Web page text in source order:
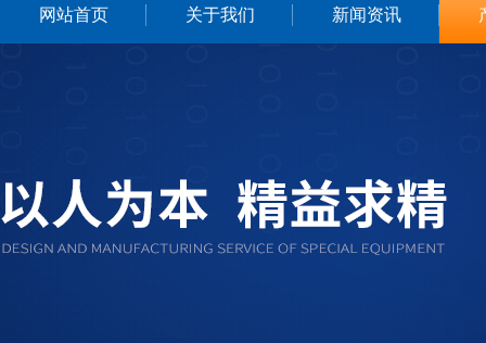
网站首页 关于我们 新闻资讯